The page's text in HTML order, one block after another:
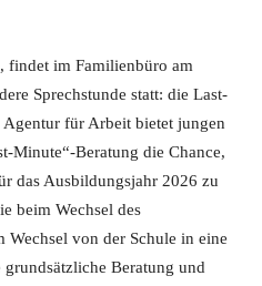
findet im Familienbüro am
Sprechstunde statt: die Last-
für Arbeit bietet jungen
Minute“-Beratung die Chance,
das Ausbildungsjahr 2026 zu
beim Wechsel des
Wechsel von der Schule in eine
Beratung und